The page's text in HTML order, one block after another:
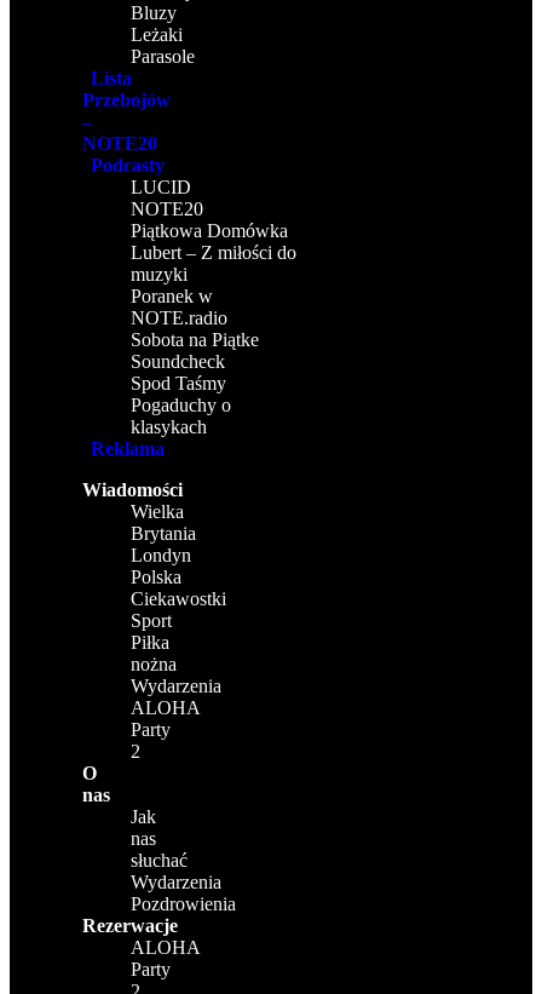
Bluzy
Leżaki
Parasole
Lista
Przebojów
–
NOTE20
Podcasty
LUCID
NOTE20
Piątkowa Domówka
Lubert – Z miłości do
muzyki
Poranek w
NOTE.radio
Sobota na Piątke
Soundcheck
Spod Taśmy
Pogaduchy o
klasykach
Reklama
Wiadomości
Wielka
Brytania
Londyn
Polska
Ciekawostki
Sport
Piłka
nożna
Wydarzenia
ALOHA
Party
2
O
nas
Jak
nas
słuchać
Wydarzenia
Pozdrowienia
Rezerwacje
ALOHA
Party